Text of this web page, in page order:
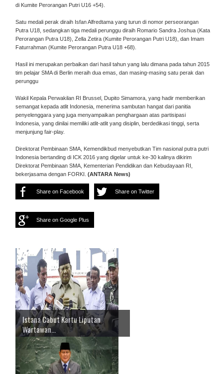
di Kumite Perorangan Putri U16 +54).
Satu medali perak diraih Isfan Alfredtama yang turun di nomor perseorangan
Putra U18, sedangkan tiga medali perunggu diraih Romario Sandra Joshua (Kata
Perorangan Putra U18), Zella Zetira (Kumite Perorangan Putri U18), dan Imam
Faturrahman (Kumite Perorangan Putra U18 +68).
Hasil ini merupakan perbaikan dari hasil tahun yang lalu dimana pada tahun 2015
tim pelajar SMA di Berlin meraih dua emas, dan masing-masing satu perak dan
perunggu
Wakil Kepala Perwakilan RI Brussel, Dupito Simamora, yang hadir memberikan
semangat kepada atlit Indonesia, menerima sambutan hangat dari panitia
penyelenggara yang juga menyampaikan penghargaan atas partisipasi
Indonesia, yang dinilai memiliki atlit-atlit yang disiplin, berdedikasi tinggi, serta
menjunjung fair-play.
Direktorat Pembinaan SMA, Kemendikbud menyebutkan Tim nasional putra putri
Indonesia bertanding di ICK 2016 yang digelar untuk ke-30 kalinya dikirim
Direktorat Pembinaan SMA, Kementerian Pendidikan dan Kebudayaan RI,
bekerjasama dengan FORKI. (ANTARA News)
Share on Facebook Share on Twitter
Share on Google Plus
Istana Cabut Kartu Liputan
Wartawan...